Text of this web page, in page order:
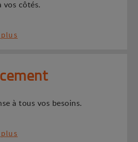
vos côtés.
à tous vos besoins.